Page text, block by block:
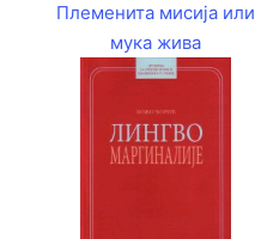
Племенита мисија или
мука жива